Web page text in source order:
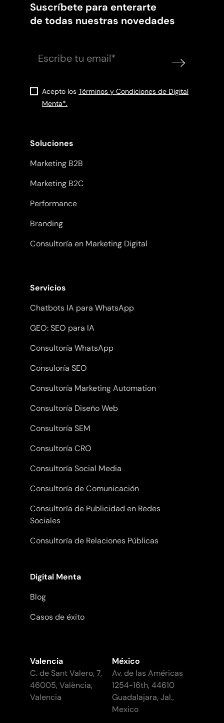
Suscríbete para enterarte
de todas nuestras novedades
Acepto los Términos y Condiciones de Digital
Menta*.
Soluciones
Marketing B2B
Marketing B2C
Performance
Branding
Consultoría en Marketing Digital
Servicios
Chatbots IA para WhatsApp
GEO: SEO para IA
Consultoría WhatsApp
Consuloría SEO
Consultoría Marketing Automation
Consultoría Diseño Web
Consultoría SEM
Consultoría CRO
Consultoría Social Media
Consultoría de Comunicación
Consultoría de Publicidad en Redes
Sociales
Consultoría de Relaciones Públicas
Digital Menta
Blog
Casos de éxito
Valencia
C. de Sant Valero, 7,
46005, València,
Valencia
México
Av. de las Américas
1254-16th, 44610
Guadalajara, Jal.,
Mexico